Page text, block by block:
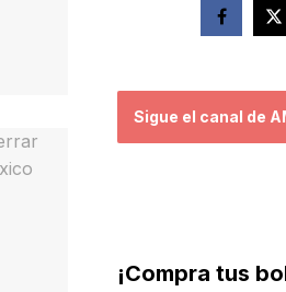
Sigue el canal de
¡Compra tus